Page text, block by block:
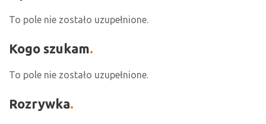
To pole nie zostało uzupełnione.
Kogo szukam
To pole nie zostało uzupełnione.
Rozrywka